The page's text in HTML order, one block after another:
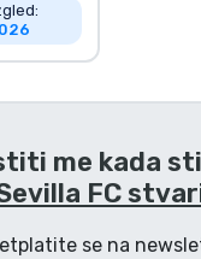
me kada
FC
se na